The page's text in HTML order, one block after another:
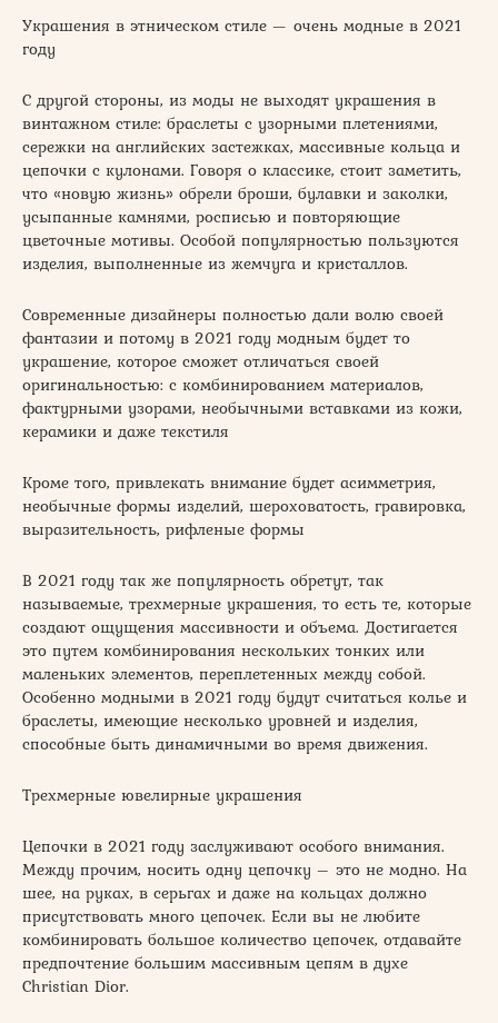
Украшения в этническом стиле — очень модные в 2021
году
С другой стороны, из моды не выходят украшения в
винтажном стиле: браслеты с узорными плетениями,
сережки на английских застежках, массивные кольца и
цепочки с кулонами. Говоря о классике, стоит заметить,
что «новую жизнь» обрели броши, булавки и заколки,
усыпанные камнями, росписью и повторяющие
цветочные мотивы. Особой популярностью пользуются
изделия, выполненные из жемчуга и кристаллов.
Современные дизайнеры полностью дали волю своей
фантазии и потому в 2021 году модным будет то
украшение, которое сможет отличаться своей
оригинальностью: с комбинированием материалов,
фактурными узорами, необычными вставками из кожи,
керамики и даже текстиля
Кроме того, привлекать внимание будет асимметрия,
необычные формы изделий, шероховатость, гравировка,
выразительность, рифленые формы
В 2021 году так же популярность обретут, так
называемые, трехмерные украшения, то есть те, которые
создают ощущения массивности и объема. Достигается
это путем комбинирования нескольких тонких или
маленьких элементов, переплетенных между собой.
Особенно модными в 2021 году будут считаться колье и
браслеты, имеющие несколько уровней и изделия,
способные быть динамичными во время движения.
Трехмерные ювелирные украшения
Цепочки в 2021 году заслуживают особого внимания.
Между прочим, носить одну цепочку – это не модно. На
шее, на руках, в серьгах и даже на кольцах должно
присутствовать много цепочек. Если вы не любите
комбинировать большое количество цепочек, отдавайте
предпочтение большим массивным цепям в духе
Christian Dior.